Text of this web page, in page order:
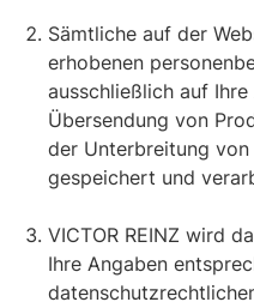
Sämtliche auf der
erhobenen
ausschließlich auf
Übersendung von
der Unterbreitung
gespeichert und
VICTOR REINZ wird
Ihre Angaben